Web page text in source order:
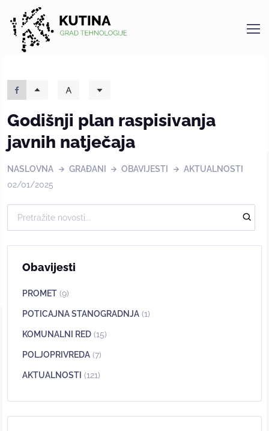
Kutina
Godišnji plan raspisivanja
javnih natječaja
NASLOVNA GRAĐANI OBAVIJESTI
AKTUALNOSTI
02/01/2025
Obavijesti
PROMET (9)
POTICAJNA STANOGRADNJA (1)
KOMUNALNI RED (15)
POLJOPRIVREDA (7)
AKTUALNOSTI (121)